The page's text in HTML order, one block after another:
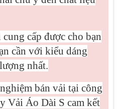
cấp được cho bạn
cần với kiểu dáng
nhất.
bán vải tại công
Vải Áo Dài S cam kết